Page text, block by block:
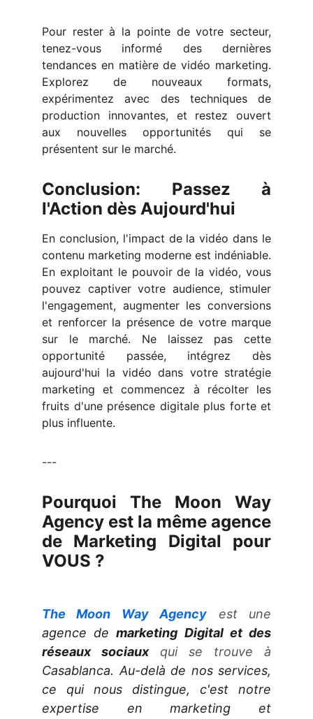
Pour rester à la pointe de votre secteur,
tenez-vous informé des dernières
tendances en matière de vidéo marketing.
Explorez de nouveaux formats,
expérimentez avec des techniques de
production innovantes, et restez ouvert
aux nouvelles opportunités qui se
présentent sur le marché.
Conclusion: Passez à
l'Action dès Aujourd'hui
En conclusion, l'impact de la vidéo dans le
contenu marketing moderne est indéniable.
En exploitant le pouvoir de la vidéo, vous
pouvez captiver votre audience, stimuler
l'engagement, augmenter les conversions
et renforcer la présence de votre marque
sur le marché. Ne laissez pas cette
opportunité passée, intégrez dès
aujourd'hui la vidéo dans votre stratégie
marketing et commencez à récolter les
fruits d'une présence digitale plus forte et
plus influente.
---
Pourquoi The Moon Way
Agency est la même agence
de Marketing Digital pour
VOUS ?
The Moon WayAgency est une
agence demarketing Digital et des
réseaux sociauxqui se trouve à
Casablanca. Au-delà de nos services,
ce qui nous distingue, c'est notre
expertise en marketing et